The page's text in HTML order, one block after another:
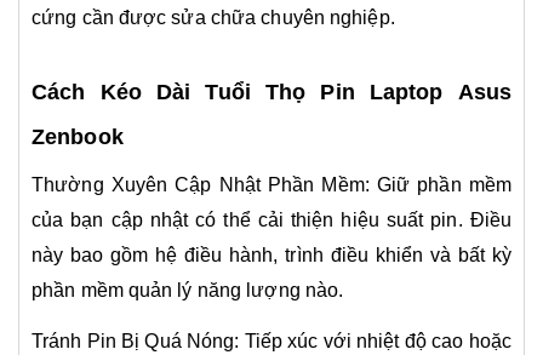
cứng cần được sửa chữa chuyên nghiệp.
Cách Kéo Dài Tuổi Thọ Pin Laptop Asus
Zenbook
Thường Xuyên Cập Nhật Phần Mềm: Giữ phần mềm
của bạn cập nhật có thể cải thiện hiệu suất pin. Điều
này bao gồm hệ điều hành, trình điều khiển và bất kỳ
phần mềm quản lý năng lượng nào.
Tránh Pin Bị Quá Nóng: Tiếp xúc với nhiệt độ cao hoặc